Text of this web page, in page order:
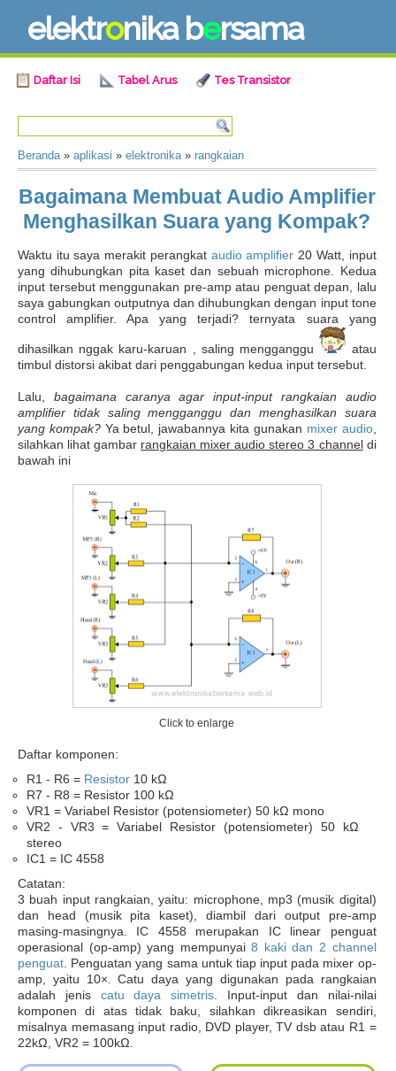
elektronika bersama
Daftar Isi Tabel Arus Tes Transistor
Beranda» aplikasi » elektronika» rangkaian
Bagaimana Membuat Audio Amplifier
Menghasilkan Suara yang Kompak?
Waktu itu saya merakit perangkat audio amplifier 20 Watt, input
yang dihubungkan pita kaset dan sebuah microphone. Kedua
input tersebut menggunakan pre-amp atau penguat depan, lalu
saya gabungkan outputnya dan dihubungkan dengan input tone
control amplifier. Apa yang terjadi? ternyata suara yang
dihasilkan nggak karu-karuan , saling mengganggu
atau
timbul distorsi akibat dari penggabungan kedua input tersebut.
Lalu, bagaimana caranya agar input-input rangkaian audio
amplifier tidak saling mengganggu dan menghasilkan suara
yang kompak?Ya betul, jawabannya kita gunakan mixer audio,
silahkan lihat gambar rangkaian mixer audio stereo 3 channeldi
bawah ini
Click to enlarge
Daftar komponen:
R1 - R6 = Resistor 10 kΩ
R7 - R8 = Resistor 100 kΩ
VR1 = Variabel Resistor (potensiometer) 50 kΩ mono
VR2 - VR3 = Variabel Resistor (potensiometer) 50 kΩ
stereo
IC1 = IC 4558
Catatan:
3 buah input rangkaian, yaitu: microphone, mp3 (musik digital)
dan head (musik pita kaset), diambil dari output pre-amp
masing-masingnya. IC 4558 merupakan IC linear penguat
operasional (op-amp) yang mempunyai8 kaki dan 2 channel
penguat . Penguatan yang sama untuk tiap input pada mixer op-
amp, yaitu 10×. Catu daya yang digunakan pada rangkaian
adalah jenis catu daya simetris . Input-input dan nilai-nilai
komponen di atas tidak baku, silahkan dikreasikan sendiri,
misalnya memasang input radio, DVD player, TV dsb atau R1 =
22kΩ, VR2 = 100kΩ.